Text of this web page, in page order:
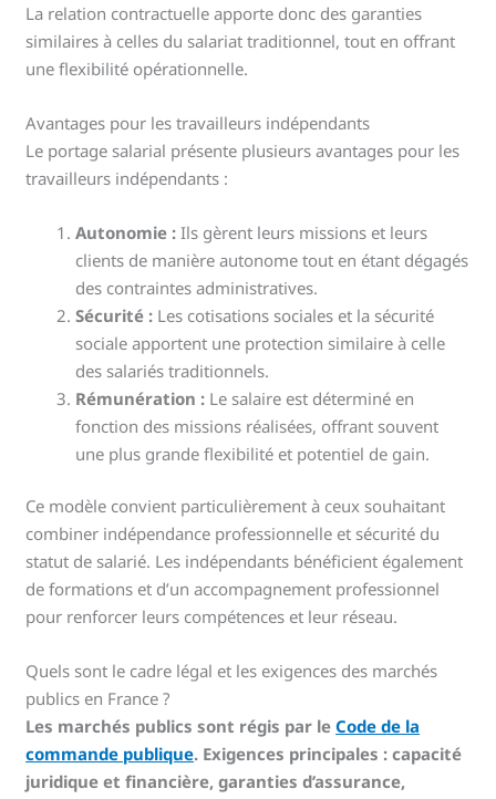
La relation contractuelle apporte donc des garanties
similaires à celles du salariat traditionnel, tout en offrant
une flexibilité opérationnelle.
Avantages pour les travailleurs indépendants
Le portage salarial présente plusieurs avantages pour les
travailleurs indépendants :
Autonomie : Ils gèrent leurs missions et leurs
clients de manière autonome tout en étant dégagés
des contraintes administratives.
Sécurité : Les cotisations sociales et la sécurité
sociale apportent une protection similaire à celle
des salariés traditionnels.
Rémunération : Le salaire est déterminé en
fonction des missions réalisées, offrant souvent
une plus grande flexibilité et potentiel de gain.
Ce modèle convient particulièrement à ceux souhaitant
combiner indépendance professionnelle et sécurité du
statut de salarié. Les indépendants bénéficient également
de formations et d’un accompagnement professionnel
pour renforcer leurs compétences et leur réseau.
Quels sont le cadre légal et les exigences des marchés
publics en France ?
Les marchés publics sont régis par leCode de la
commande publique. Exigences principales : capacité
juridique et financière, garanties d’assurance,